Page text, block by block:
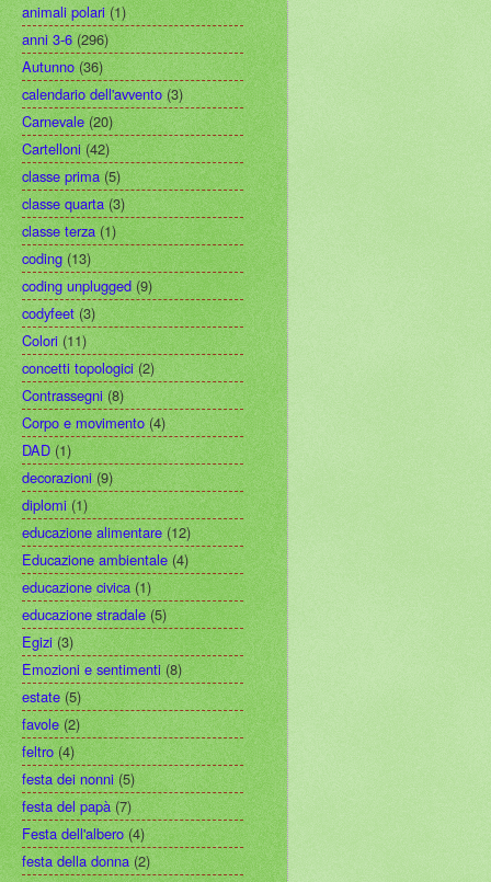
animali polari (1)
anni 3-6 (296)
Autunno (36)
calendario dell'avvento (3)
Carnevale (20)
Cartelloni (42)
classe prima (5)
classe quarta (3)
classe terza (1)
coding (13)
coding unplugged (9)
codyfeet (3)
Colori (11)
concetti topologici (2)
Contrassegni (8)
Corpo e movimento (4)
DAD (1)
decorazioni (9)
diplomi (1)
educazione alimentare (12)
Educazione ambientale (4)
educazione civica (1)
educazione stradale (5)
Egizi (3)
Emozioni e sentimenti (8)
estate (5)
favole (2)
feltro (4)
festa dei nonni (5)
festa del papà (7)
Festa dell'albero (4)
festa della donna (2)